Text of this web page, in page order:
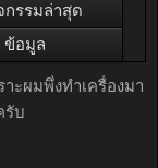
กรรมล่าสุด
ข้อมูล
าะผมพึ่งทำเครื่องมา
รับ